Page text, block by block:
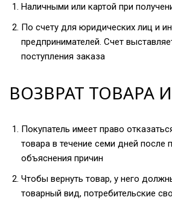
Наличными или картой при
По счету для юридических лиц и
предпринимателей. Счет
поступления заказа
ВОЗВРАТ ТОВАРА
Покупатель имеет право
товара в течение семи дней после
объяснения причин
Чтобы вернуть товар, у него
товарный вид, потребительские